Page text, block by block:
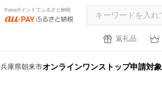
Pontaポイントでふるさと納税
返礼品
兵庫県朝来市オンラインワンストップ申請対象